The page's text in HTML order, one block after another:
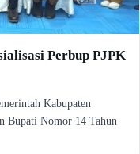
Perbup PJPK
Kabupaten
Bupati Nomor 14 Tahun